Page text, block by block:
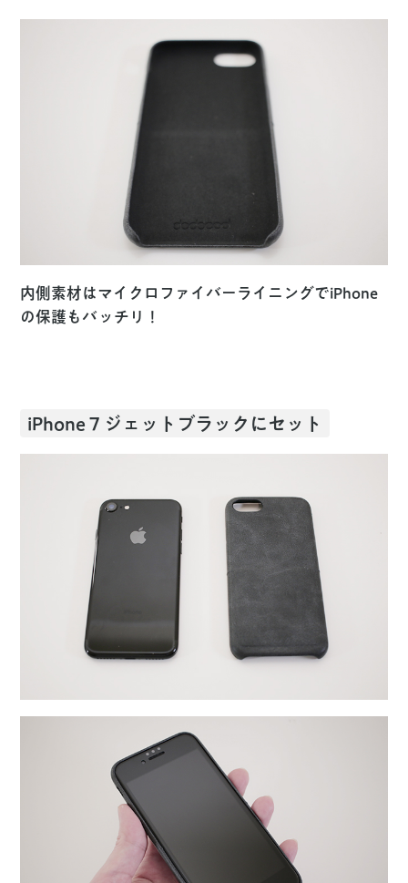
内側素材はマイクロファイバーライニングでiPhone
の保護もバッチリ！
iPhone 7 ジェットブラックにセット